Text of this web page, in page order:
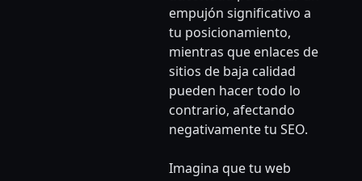
empujón significativo a
tu posicionamiento,
mientras que enlaces de
sitios de baja calidad
pueden hacer todo lo
contrario, afectando
negativamente tu SEO.
Imagina que tu web